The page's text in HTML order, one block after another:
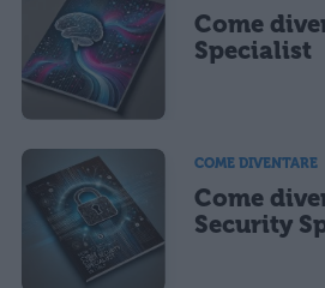
Come
Specialist
COME DIVENTARE
Come
Security